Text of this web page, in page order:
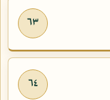
٦٣
٦٤